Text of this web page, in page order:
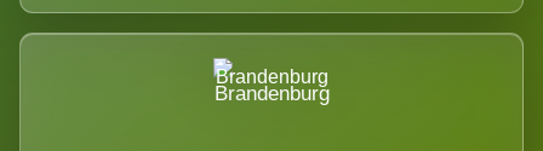
Brandenburg